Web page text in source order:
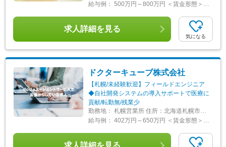
給与例： 500万円～800万円 ＜賃金形態＞ 月給制 ＜賃金内訳＞ 月額（基本給）：275,000円～350,000円 ＜月給＞ 275,000円～350,000円 ＜昇給有無＞ 有 ＜残業手当＞ 有 ＜給与補足＞ 【年収例】 ・28歳/520万円(入社3年・経験6年、手当含)：月給32万円 ・30歳/650万円(入社6年・経験10年、手当含)：月給33万円 ・35歳/750万円(入社8年・経験11年、手当含)：月給37万円 賃金はあくまでも目安の金額であり、選考を通じて上下する可能性があります。 月給(月額)は固定手当を含めた表記です。
求人詳細を見る
気になる
ドクターキューブ株式会社
【札幌/未経験歓迎】フィールドエンジニア
◆自社開発システムの導入サポートで医療に
貢献/転勤無/残業少
勤務地： 札幌営業所 住所：北海道札幌市厚別区厚別中央二条5丁目3-31 新札幌第一生命ビル3階 勤務地最寄駅：JR千歳線／新札幌駅 受動喫煙対策：屋内全面禁煙 変更の範囲：会社の定める事業所
給与例： 402万円～650万円 ＜賃金形態＞ 月給制 ＜賃金内訳＞ 月額（基本給）：190,000円～250,000円 その他固定手当/月：20,000円～20,001円 固定残業手当/月：30,000円～120,000円（固定残業時間20時間0分/月） 超過した時間外労働の残業手当は追加支給 ＜月給＞ 240,000円～390,001円（一律手当を含む） ＜昇給有無＞ 有 ＜残業手当＞ 有 ＜給与補足＞ ※経験、スキル、前職給与を考慮します。 ■昇給：年1～2回 ■賞与：賞与6ヶ月（年2回：5月、12月）※業績により変動 ※支給実績：過去10年間の全正社員(入社後１年未満を除く)の平均支給実績は年間６ヵ月以上 ■年収モデル： 616万円／30歳・入社5年目 489万円／24歳・入社3年目 賃金はあくまでも目安の金額であり、選考を通じて上下する可能性があります。 月給(月額)は固定手当を含めた表記です。